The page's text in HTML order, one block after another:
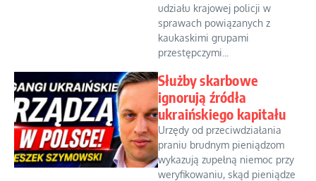
udziału krajowej policji w
sprawach powiązanych z
kaukaskimi grupami
przestępczymi...
Służby skarbowe
ignorują źródła
ukraińskiego kapitału
Urzędy od przeciwdziałania
praniu brudnym pieniądzom
wykazują zupełną niemoc przy
weryfikowaniu, skąd pieniądze